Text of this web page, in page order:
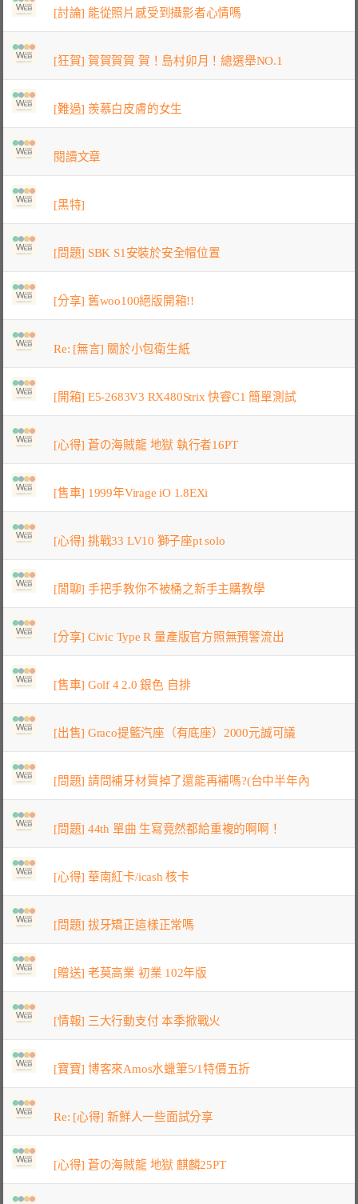
[討論] 能從照片感受到攝影者心情嗎
[狂賀] 賀賀賀賀 賀！島村卯月！總選舉NO.1
[難過] 羨慕白皮膚的女生
閱讀文章
[黑特]
[問題] SBK S1安裝於安全帽位置
[分享] 舊woo100絕版開箱!!
Re: [無言] 關於小包衛生紙
[開箱] E5-2683V3 RX480Strix 快睿C1 簡單測試
[心得] 蒼の海賊龍 地獄 執行者16PT
[售車] 1999年Virage iO 1.8EXi
[心得] 挑戰33 LV10 獅子座pt solo
[閒聊] 手把手教你不被桶之新手主購教學
[分享] Civic Type R 量產版官方照無預警流出
[售車] Golf 4 2.0 銀色 自排
[出售] Graco提籃汽座（有底座）2000元誠可議
[問題] 請問補牙材質掉了還能再補嗎?(台中半年內
[問題] 44th 單曲 生寫竟然都給重複的啊啊！
[心得] 華南紅卡/icash 核卡
[問題] 拔牙矯正這樣正常嗎
[贈送] 老莫高業 初業 102年版
[情報] 三大行動支付 本季掀戰火
[寶寶] 博客來Amos水蠟筆5/1特價五折
Re: [心得] 新鮮人一些面試分享
[心得] 蒼の海賊龍 地獄 麒麟25PT